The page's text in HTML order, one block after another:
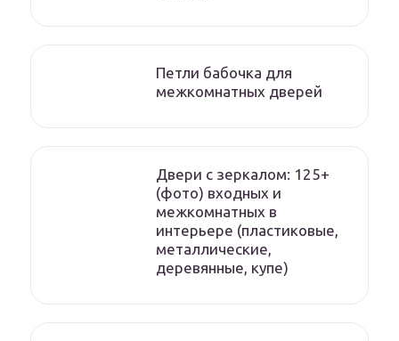
Петли бабочка для
межкомнатных дверей
Двери с зеркалом: 125+
(фото) входных и
межкомнатных в
интерьере (пластиковые,
металлические,
деревянные, купе)